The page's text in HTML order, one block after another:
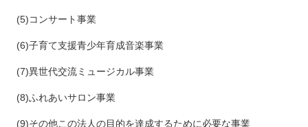
(5)コンサート事業
(6)子育て支援青少年育成音楽事業
(7)異世代交流ミュージカル事業
(8)ふれあいサロン事業
(9)その他この法人の目的を達成するために必要な事業